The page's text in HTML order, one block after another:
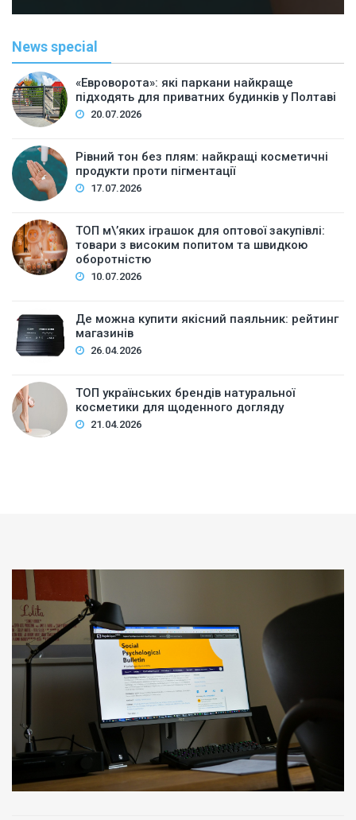
News special
«Евроворота»: які паркани найкраще
підходять для приватних будинків у Полтаві
20.07.2026
Рівний тон без плям: найкращі косметичні
продукти проти пігментації
17.07.2026
ТОП м\’яких іграшок для оптової закупівлі:
товари з високим попитом та швидкою
оборотністю
10.07.2026
Де можна купити якісний паяльник: рейтинг
магазинів
26.04.2026
ТОП українських брендів натуральної
косметики для щоденного догляду
21.04.2026